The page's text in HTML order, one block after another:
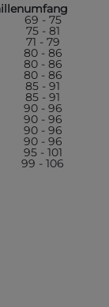
(cm)
69 - 75
75 - 81
71 - 79
80 - 86
80 - 86
80 - 86
85 - 91
85 - 91
90 - 96
90 - 96
90 - 96
90 - 96
95 - 101
99 - 106